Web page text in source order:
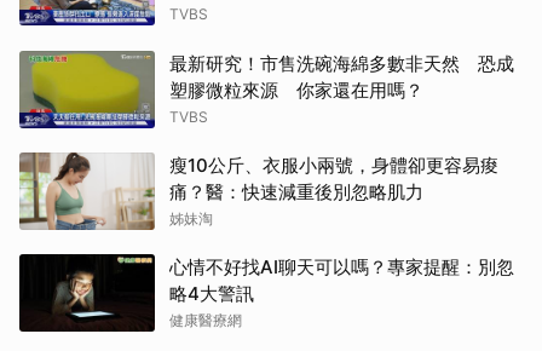
TVBS
最新研究！市售洗碗海綿多數非天然 恐成
塑膠微粒來源 你家還在用嗎？
TVBS
瘦10公斤、衣服小兩號，身體卻更容易痠
痛？醫：快速減重後別忽略肌力
姊妹淘
心情不好找AI聊天可以嗎？專家提醒：別忽
略4大警訊
健康醫療網